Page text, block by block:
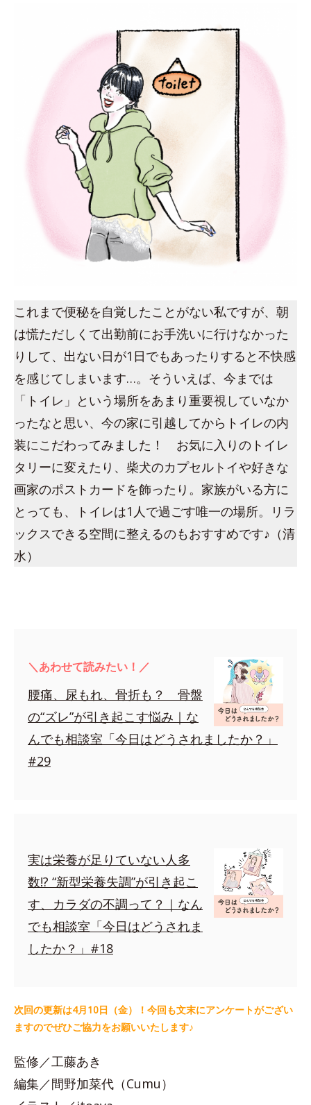
これまで便秘を自覚したことがない私ですが、朝
は慌ただしくて出勤前にお手洗いに行けなかった
りして、出ない日が1日でもあったりすると不快感
を感じてしまいます…。そういえば、今までは
「トイレ」という場所をあまり重要視していなか
ったなと思い、今の家に引越してからトイレの内
装にこだわってみました！ お気に入りのトイレ
タリーに変えたり、柴犬のカプセルトイや好きな
画家のポストカードを飾ったり。家族がいる方に
とっても、トイレは1人で過ごす唯一の場所。リラ
ックスできる空間に整えるのもおすすめです♪（清
水）
＼あわせて読みたい！／
腰痛、尿もれ、骨折も？ 骨盤
の“ズレ”が引き起こす悩み｜な
んでも相談室「今日はどうされましたか？」
#29
実は栄養が足りていない人多
数!? “新型栄養失調”が引き起こ
す、カラダの不調って？｜なん
でも相談室「今日はどうされま
したか？」#18
次回の更新は4月10日（金）！今回も文末にアンケートがござい
ますのでぜひご協力をお願いいたします♪
監修／工藤あき
編集／間野加菜代（Cumu）